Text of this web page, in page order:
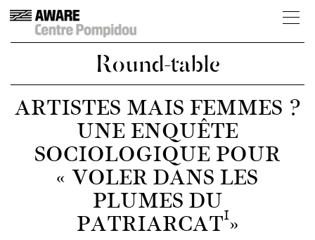
Round-table
ARTISTES MAIS FEMMES ?
UNE ENQUÊTE
SOCIOLOGIQUE POUR
« VOLER DANS LES
PLUMES DU
PATRIARCAT1»